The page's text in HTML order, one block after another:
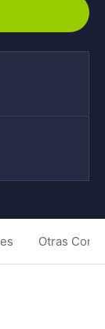
Otras